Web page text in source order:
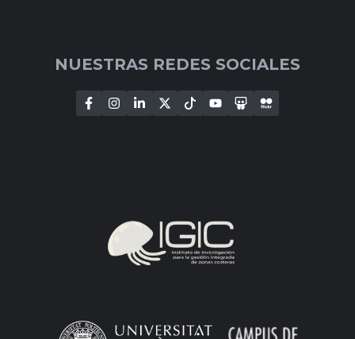
NUESTRAS REDES SOCIALES